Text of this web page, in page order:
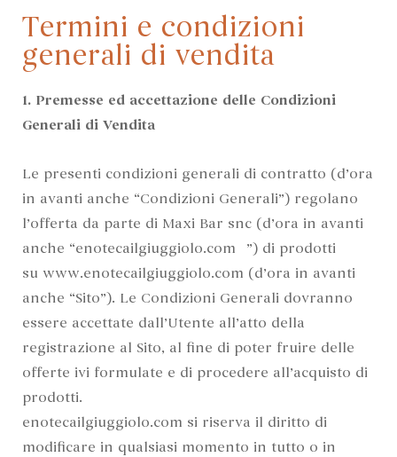
Termini e condizioni
generali di vendita
1. Premesse ed accettazione delle Condizioni
Generali di Vendita
Le presenti condizioni generali di contratto (d’ora
in avanti anche “Condizioni Generali”) regolano
l’offerta da parte di Maxi Bar snc (d’ora in avanti
anche “enotecailgiuggiolo.com™”) di prodotti
su www.enotecailgiuggiolo.com (d’ora in avanti
anche “Sito”). Le Condizioni Generali dovranno
essere accettate dall’Utente all’atto della
registrazione al Sito, al fine di poter fruire delle
offerte ivi formulate e di procedere all’acquisto di
prodotti.
enotecailgiuggiolo.com si riserva il diritto di
modificare in qualsiasi momento in tutto o in